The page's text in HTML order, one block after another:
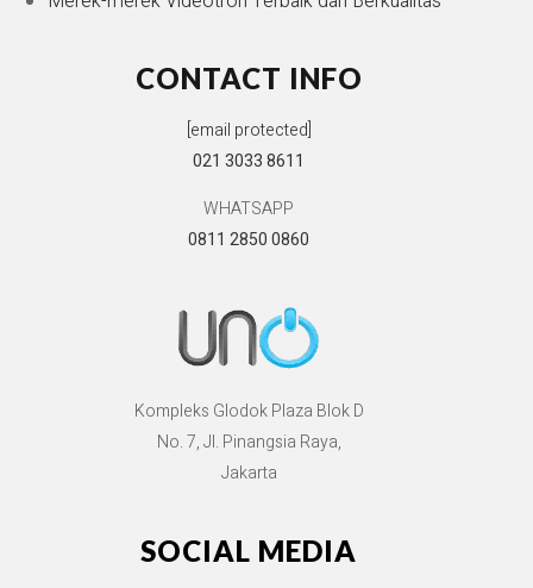
CONTACT INFO
[email protected]
021 3033 8611
WHATSAPP
0811 2850 0860
Kompleks Glodok Plaza Blok D
No. 7, Jl. Pinangsia Raya,
Jakarta
SOCIAL MEDIA